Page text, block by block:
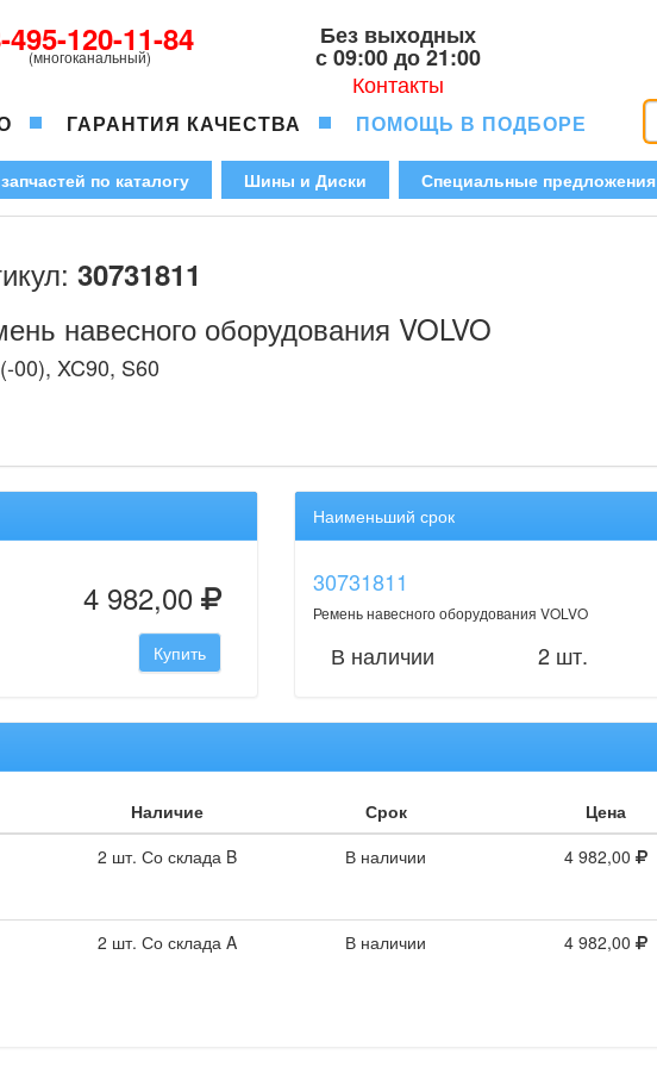
495-120-11-84
(многоканальный)
Без выходных
с 09:00 до 21:00
Контакты
ГАРАНТИЯ КАЧЕСТВА ПОМОЩЬ В ПОДБОРЕ
по каталогу Шины и Диски Специальные предложения
30731811
навесного оборудования VOLVO
00), XC90, S60
4 982,00
Купить
Наименьший срок
30731811
Ремень навесного оборудования VOLVO
В наличии 2 шт.
Наличие Срок
Цена
2 шт. Со склада B В наличии 4 982,00
2 шт. Со склада A В наличии 4 982,00